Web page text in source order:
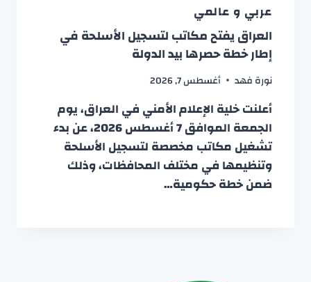
عربي و عالمي
العراق يفتح مكاتب لتسجيل الأسلحة في
إطار خطة حصرها بيد الدولة
نورة فهد أغسطس 7, 2026
أعلنت خلية الإعلام الأمني في العراق، يوم
الجمعة الموافق 7 أغسطس 2026، عن بدء
تشغيل مكاتب مخصصة لتسجيل الأسلحة
وتنظيمها في مختلف المحافظات، وذلك
ضمن خطة حكومية…